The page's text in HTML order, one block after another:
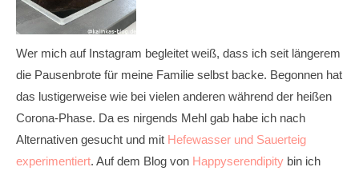
Wer mich auf Instagram begleitet weiß, dass ich seit längerem
die Pausenbrote für meine Familie selbst backe. Begonnen hat
das lustigerweise wie bei vielen anderen während der heißen
Corona-Phase. Da es nirgends Mehl gab habe ich nach
Alternativen gesucht und mit Hefewasser und Sauerteig
experimentiert. Auf dem Blog von Happyserendipity bin ich